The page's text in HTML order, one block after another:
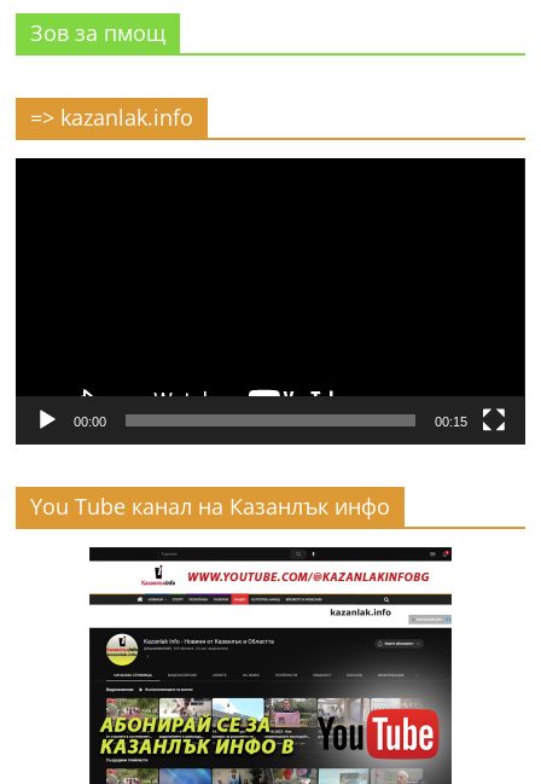
Зов за пмощ
=> kazanlak.info
00:00 00:15
You Tube канал на Казанлък инфо